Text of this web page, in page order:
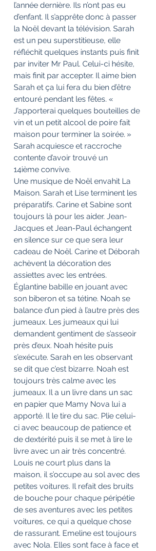
l’année dernière. Ils n’ont pas eu
d’enfant. Il s’apprête donc à passer
la Noël devant la télévision. Sarah
est un peu superstitieuse, elle
réfléchit quelques instants puis finit
par inviter Mr Paul. Celui-ci hésite,
mais finit par accepter. Il aime bien
Sarah et ça lui fera du bien d’être
entouré pendant les fêtes. «
J’apporterai quelques bouteilles de
vin et un petit alcool de poire fait
maison pour terminer la soirée. »
Sarah acquiesce et raccroche
contente d’avoir trouvé un
14ième convive.
Une musique de Noël envahit La
Maison. Sarah et Lise terminent les
préparatifs. Carine et Sabine sont
toujours là pour les aider. Jean-
Jacques et Jean-Paul échangent
en silence sur ce que sera leur
cadeau de Noël. Carine et Déborah
achèvent la décoration des
assiettes avec les entrées.
Églantine babille en jouant avec
son biberon et sa tétine. Noah se
balance d’un pied à l’autre près des
jumeaux. Les jumeaux qui lui
demandent gentiment de s’asseoir
près d’eux. Noah hésite puis
s’exécute. Sarah en les observant
se dit que c’est bizarre. Noah est
toujours très calme avec les
jumeaux. Il a un livre dans un sac
en papier que Mamy Nova lui a
apporté. Il le tire du sac. Plie celui-
ci avec beaucoup de patience et
de dextérité puis il se met à lire le
livre avec un air très concentré.
Louis ne court plus dans la
maison, il s’occupe au sol avec des
petites voitures. Il refait des bruits
de bouche pour chaque péripétie
de ses aventures avec les petites
voitures, ce qui a quelque chose
de rassurant. Emeline est toujours
avec Nola. Elles sont face à face et